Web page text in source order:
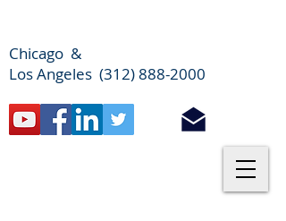
Chicago &
Los Angeles (312) 888-2000